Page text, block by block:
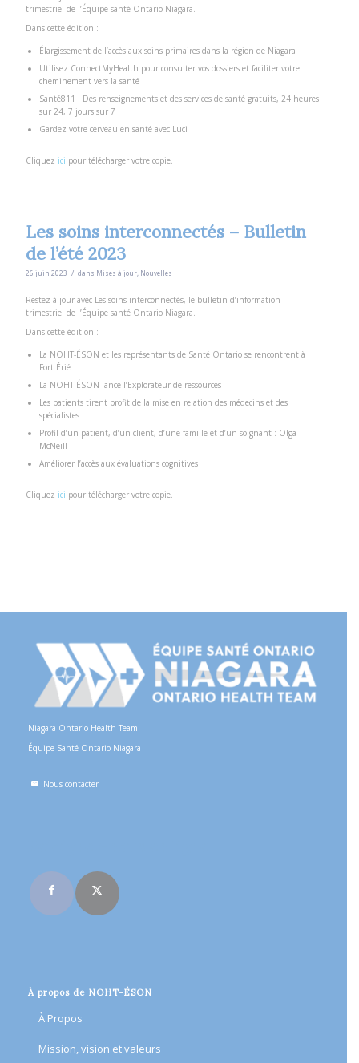
trimestriel de l’Équipe santé Ontario Niagara.
Dans cette édition :
Élargissement de l’accès aux soins primaires dans la région de Niagara
Utilisez ConnectMyHealth pour consulter vos dossiers et faciliter votre
cheminement vers la santé
Santé811 : Des renseignements et des services de santé gratuits, 24 heures
sur 24, 7 jours sur 7
Gardez votre cerveau en santé avec Luci
Cliquez ici pour télécharger votre copie.
Les soins interconnectés – Bulletin
de l’été 2023
26 juin 2023 / dans Mises à jour Nouvelles
Restez à jour avec Les soins interconnectés, le bulletin d’information
trimestriel de l’Équipe santé Ontario Niagara.
Dans cette édition :
La NOHT-ÉSON et les représentants de Santé Ontario se rencontrent à
Fort Érié
La NOHT-ÉSON lance l’Explorateur de ressources
Les patients tirent profit de la mise en relation des médecins et des
spécialistes
Profil d’un patient, d’un client, d’une famille et d’un soignant : Olga
McNeill
Améliorer l’accès aux évaluations cognitives
Cliquez ici pour télécharger votre copie.
Niagara Ontario Health Team
Équipe Santé Ontario Niagara
Nous contacter
À propos de NOHT-ÉSON
À Propos
Mission, vision et valeurs